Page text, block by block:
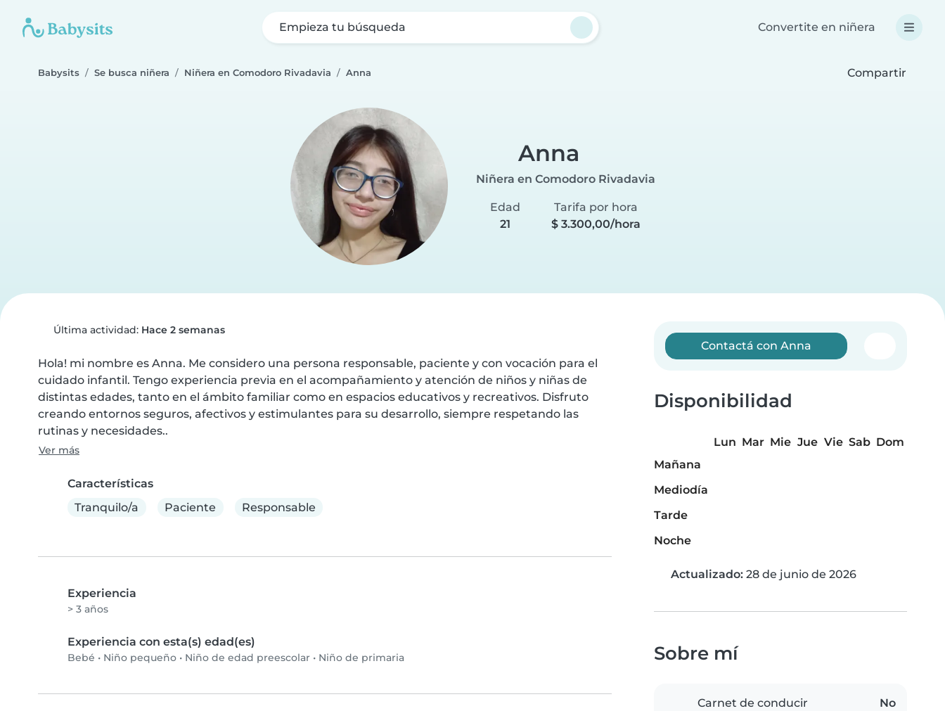
Empieza tu búsqueda Convertite en niñera
Babysits Se busca niñera Niñera en Comodoro Rivadavia Anna Compartir
Anna
Niñera en Comodoro Rivadavia
Edad
21
Tarifa por hora
$ 3.300,00/hora
Última actividad: Hace 2 semanas
Hola! mi nombre es Anna. Me considero una persona responsable, paciente y con vocación para el
cuidado infantil. Tengo experiencia previa en el acompañamiento y atención de niños y niñas de
distintas edades, tanto en el ámbito familiar como en espacios educativos y recreativos. Disfruto
creando entornos seguros, afectivos y estimulantes para su desarrollo, siempre respetando las
rutinas y necesidades..
Ver más
Características
Tranquilo/a
Paciente Responsable
Experiencia
> 3 años
Experiencia con esta(s) edad(es)
Bebé • Niño pequeño • Niño de edad preescolar • Niño de primaria
Contactá con Anna
Disponibilidad
Lun Mar Mie Jue Vie Sab Dom
Mañana
Mediodía
Tarde
Noche
Actualizado: 28 de junio de 2026
Sobre mí
Carnet de conducir No